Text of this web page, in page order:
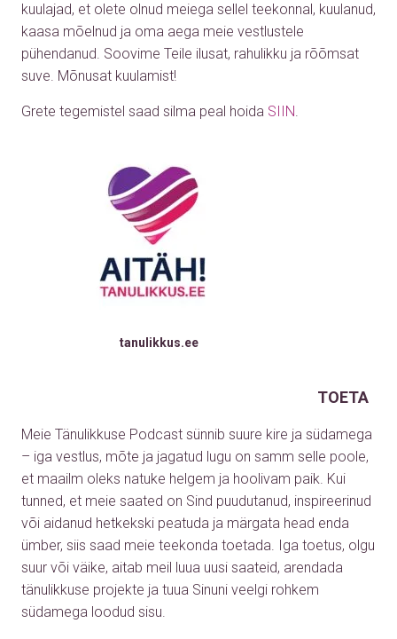
kuulajad, et olete olnud meiega sellel teekonnal, kuulanud,
kaasa mõelnud ja oma aega meie vestlustele
pühendanud. Soovime Teile ilusat, rahulikku ja rõõmsat
suve. Mõnusat kuulamist!
Grete tegemistel saad silma peal hoida SIIN.
tanulikkus.ee
TOETA
Meie Tänulikkuse Podcast sünnib suure kire ja südamega
– iga vestlus, mõte ja jagatud lugu on samm selle poole,
et maailm oleks natuke helgem ja hoolivam paik. Kui
tunned, et meie saated on Sind puudutanud, inspireerinud
või aidanud hetkekski peatuda ja märgata head enda
ümber, siis saad meie teekonda toetada. Iga toetus, olgu
suur või väike, aitab meil luua uusi saateid, arendada
tänulikkuse projekte ja tuua Sinuni veelgi rohkem
südamega loodud sisu.